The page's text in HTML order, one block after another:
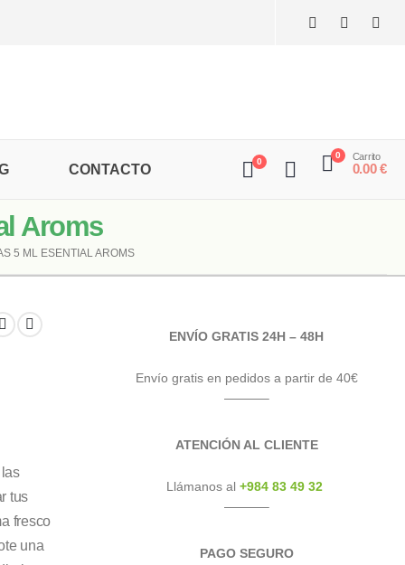
CONTACTO
0
0 Carrito
0.00€
Aroms
5 ML ESENTIAL AROMS
tus
fresco
una
ENVÍO GRATIS 24H – 48H
Envío gratis en pedidos a partir de 40€
———–
ATENCIÓN AL CLIENTE
Llámanos al +984 83 49 32
———–
PAGO SEGURO